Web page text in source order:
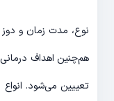
نوع، مدت زمان و
هم‌چنین اهداف
تعییین می‌شود. انواع